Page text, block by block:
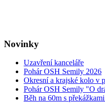
Novinky
Uzavření kanceláře
Pohár OSH Semily 2026
Okresní a krajské kolo v
Pohár OSH Semily "O
Běh na 60m s